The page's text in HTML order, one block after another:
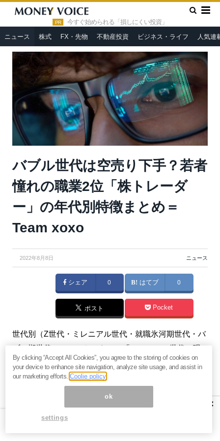
PR 今すぐ始められる「損しにくい投資」
ニュース 株式 FX・先物 不動産投資 ビジネス・ライフ 人気連
HOME » ニュース »
バブル世代は空売り下手？若者憧れの職業
2位「株トレーダー」の年代別特徴まとめ＝Team xoxo
バブル世代は空売り下手？若者
憧れの職業2位「株トレーダ
ー」の年代別特徴まとめ＝
Team xoxo
2022年8月8日 ニュース
シェア 0 はてブ 0
ポスト Pocket
世代別（Z世代・ミレニアル世代・就職氷河期世代・バ
ブル期世代）のアンケートで、「ミレニアル世代（現
在27～41歳）」の憧れの職業第2位に「株トレーダー」
がランク入りしました。今回は世代別トレーダーの世
xoxo あなたに寄り添う投資情報
×
By clicking “Accept All Cookies”, you agree to the storing of cookies on
your device to enhance site navigation, analyze site usage, and assist in
our marketing efforts.Coolie policy
ok
settings